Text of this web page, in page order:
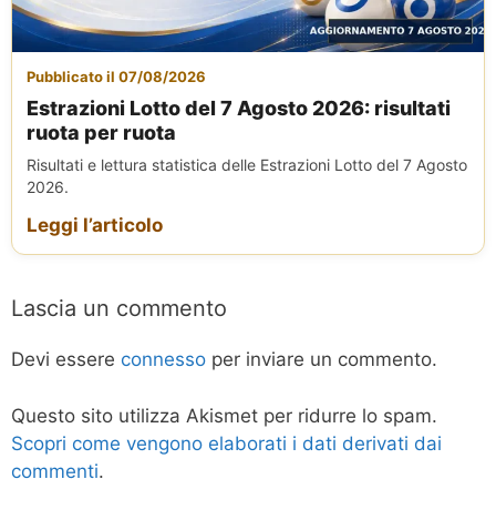
Pubblicato il 07/08/2026
Estrazioni Lotto del 7 Agosto 2026: risultati
ruota per ruota
Risultati e lettura statistica delle Estrazioni Lotto del 7 Agosto
2026.
Leggi l’articolo
Lascia un commento
Devi essere connesso per inviare un commento.
Questo sito utilizza Akismet per ridurre lo spam.
Scopri come vengono elaborati i dati derivati dai
commenti.